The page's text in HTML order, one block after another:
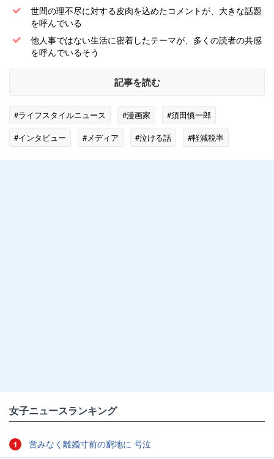
世間の理不尽に対する皮肉を込めたコメントが、大きな話題
を呼んでいる
他人事ではない生活に密着したテーマが、多くの読者の共感
を呼んでいるそう
記事を読む
#ライフスタイルニュース #漫画家
#須田慎一郎
#インタビュー
#メディア #泣ける話
#軽減税率
女子ニュースランキング
1 営みなく離婚寸前の窮地に 号泣